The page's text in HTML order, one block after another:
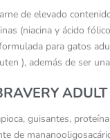
de elevado
(niacina y ácido
para gatos
), además de ser
guisantes,
de